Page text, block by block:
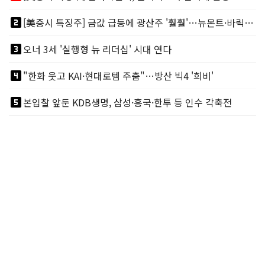
looks_two
[美증시 특징주] 금값 급등에 광산주 '훨훨'…뉴몬트·바릭마이닝 주도
looks_3오너 3세 '실행형 뉴 리더십' 시대 연다
looks_4"한화 웃고 KAI·현대로템 주춤"…방산 빅4 '희비'
looks_5본입찰 앞둔 KDB생명, 삼성·흥국·한투 등 인수 각축전